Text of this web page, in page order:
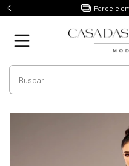
1ºTroca